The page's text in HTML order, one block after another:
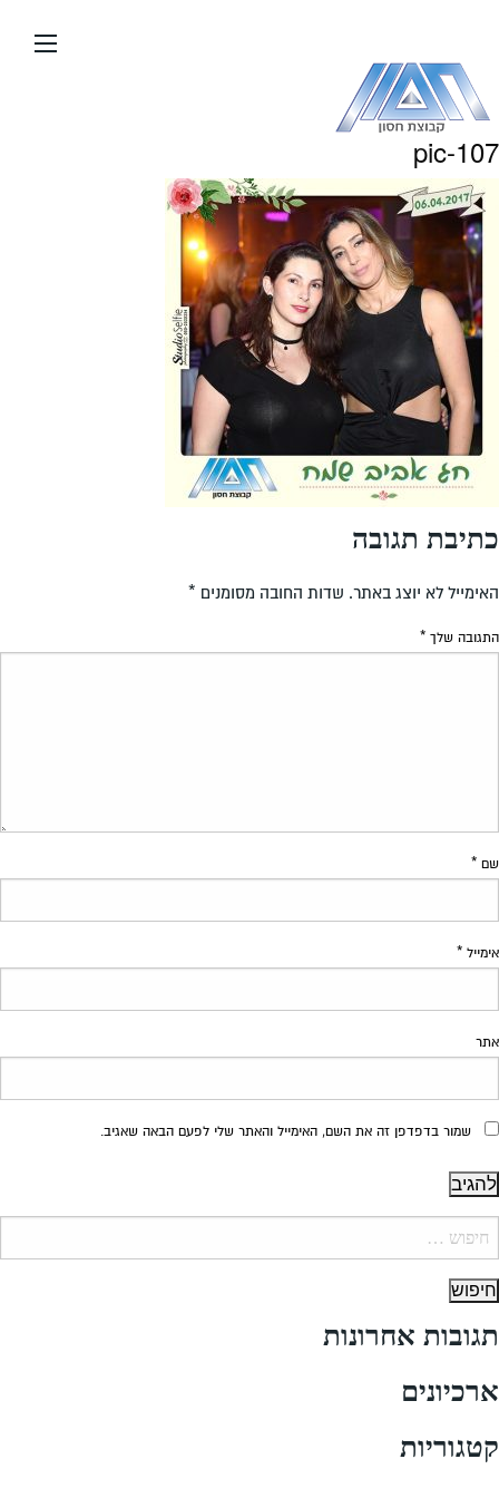
העמוד
pic-107
כתיבת תגובה
האימייל לא יוצג באתר. שדות החובה מסומנים *
התגובה שלך *
שם *
אימייל *
אתר
שמור בדפדפן זה את השם, האימייל והאתר שלי לפעם הבאה שאגיב.
תגובות אחרונות
ארכיונים
קטגוריות